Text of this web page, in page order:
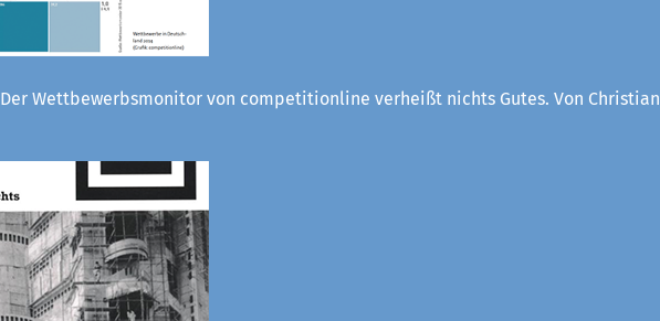
Der Wettbewerbsmonitor von competitionline verheißt nichts Gutes. Von Christian